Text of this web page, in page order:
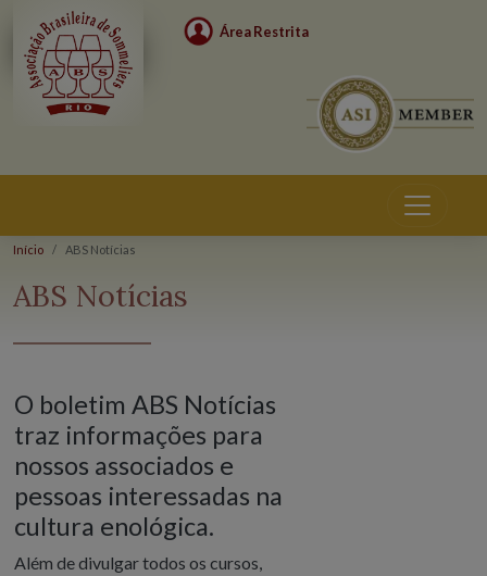
Área Restrita
Início ABS Notícias
ABS Notícias
O boletim ABS Notícias
traz informações para
nossos associados e
pessoas interessadas na
cultura enológica.
Além de divulgar todos os cursos,